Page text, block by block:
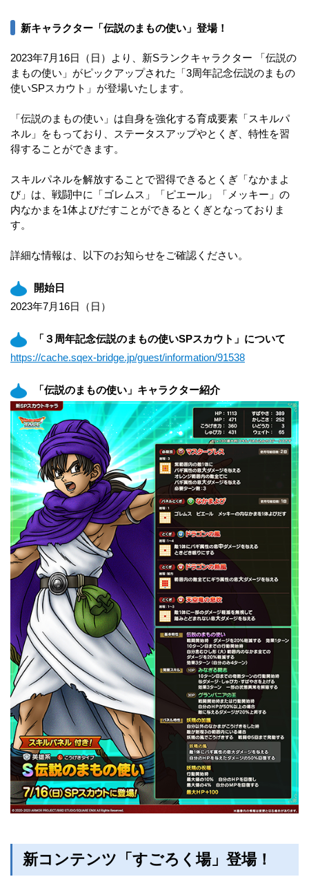
新キャラクター「伝説のまもの使い」登場！
2023年7月16日（日）より、新Sランクキャラクター 「伝説の
まもの使い」がピックアップされた「3周年記念伝説のまもの
使いSPスカウト」が登場いたします。
「伝説のまもの使い」は自身を強化する育成要素「スキルパ
ネル」をもっており、ステータスアップやとくぎ、特性を習
得することができます。
スキルパネルを解放することで習得できるとくぎ「なかまよ
び」は、戦闘中に「ゴレムス」「ピエール」「メッキー」の
内なかまを1体よびだすことができるとくぎとなっておりま
す。
詳細な情報は、以下のお知らせをご確認ください。
開始日
2023年7月16日（日）
「３周年記念伝説のまもの使いSPスカウト」について
https://cache.sqex-bridge.jp/guest/information/91538
「伝説のまもの使い」キャラクター紹介
新コンテンツ「すごろく場」登場！